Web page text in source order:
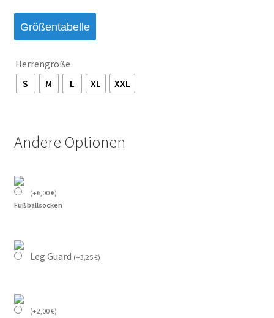
Größentabelle
Herrengröße
S
M L XL XXL
Andere Optionen
(+6,00€)
Fußballsocken
Leg Guard (+3,25€)
(+2,00€)